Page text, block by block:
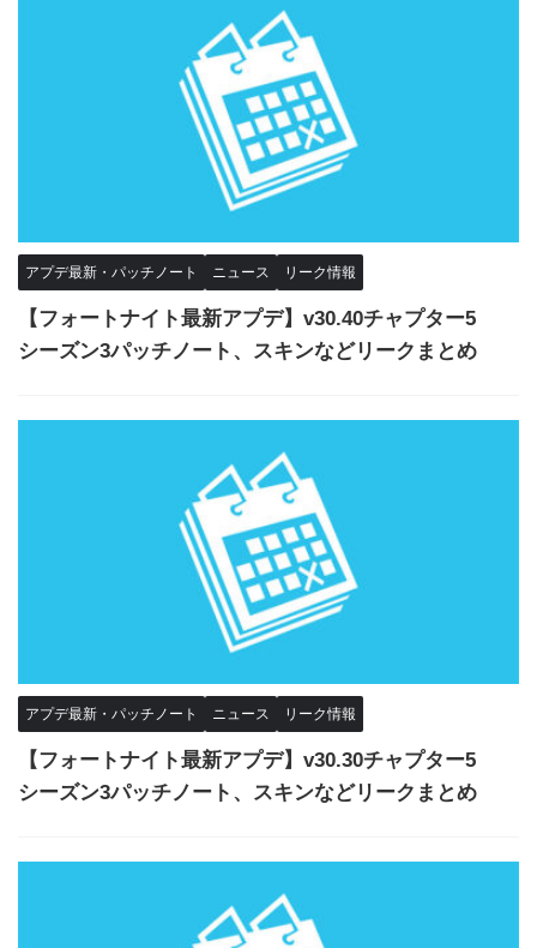
アプデ最新・パッチノート ニュース リーク情報
【フォートナイト最新アプデ】v30.40チャプター5
シーズン3パッチノート、スキンなどリークまとめ
アプデ最新・パッチノート ニュース リーク情報
【フォートナイト最新アプデ】v30.30チャプター5
シーズン3パッチノート、スキンなどリークまとめ